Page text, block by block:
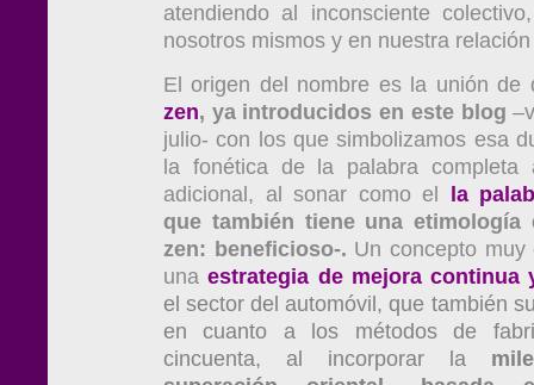
atendiendo al inconsciente
nosotros mismos y en nuestra
El origen del nombre es la unión de
zen, ya introducidos en este blog
julio- con los que simbolizamos esa
la fonética de la palabra completa
adicional, al sonar como el
la
que también tiene una
zen: beneficioso-. Un concepto
unaestrategia de mejora continua
el sector del automóvil, que también
en cuanto a los métodos de
cincuenta, al incorporar la